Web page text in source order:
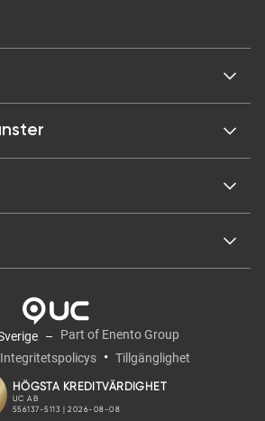
Part of Enento Group
Integritetspolicys Tillgänglighet